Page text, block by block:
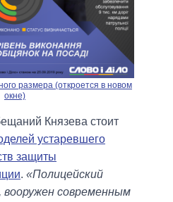
размера (откроется в новом
окне)
Князева стоит
устаревшего
защиты
. «Полицейский
современным